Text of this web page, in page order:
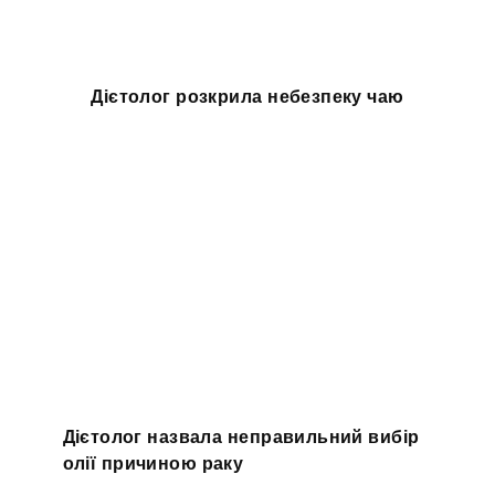
Дієтолог розкрила небезпеку чаю
Дієтолог назвала неправильний вибір
олії причиною раку